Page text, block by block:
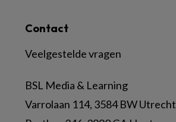
Contact
Veelgestelde vragen
BSL Media & Learning
Varrolaan 114, 3584 BW Utrecht